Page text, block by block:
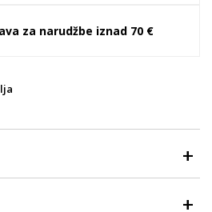
za narudžbe iznad 70 €